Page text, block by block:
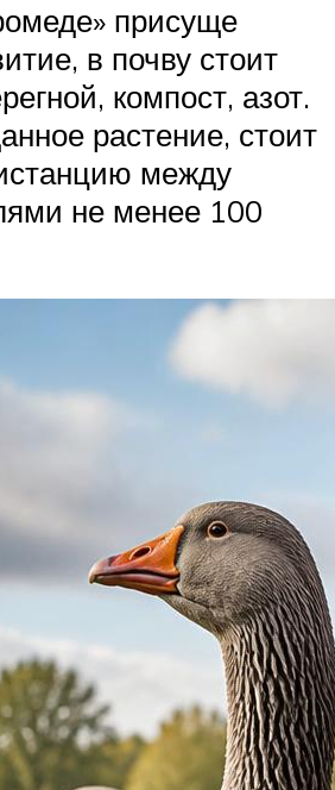
присуще
в почву стоит
компост, азот.
растение, стоит
между
не менее 100